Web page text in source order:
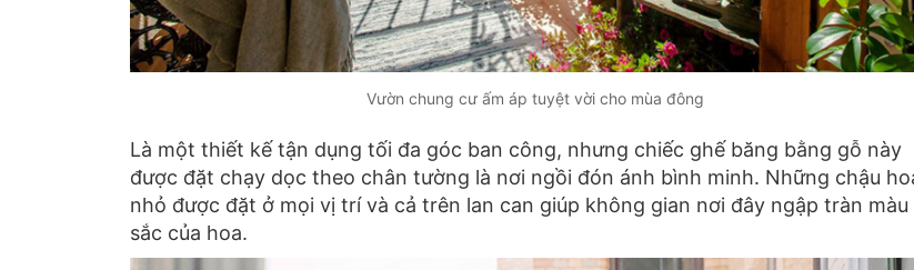
Vườn chung cư ấm áp tuyệt vời cho mùa đông
Là một thiết kế tận dụng tối đa góc ban công, nhưng chiếc ghế băng bằng gỗ này
được đặt chạy dọc theo chân tường là nơi ngồi đón ánh bình minh. Những chậu
nhỏ được đặt ở mọi vị trí và cả trên lan can giúp không gian nơi đây ngập tràn màu
sắc của hoa.